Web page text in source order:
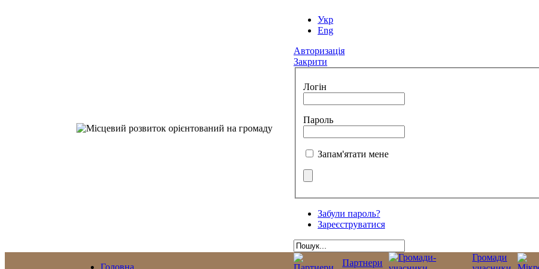
Укр
Eng
Авторизація
Закрити
Логін
Пароль
Запам'ятати мене
Забули пароль?
Зареєструватися
Головна
Партнери
Громади